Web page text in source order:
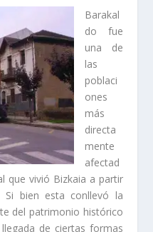
Barakal
do fue
una de
las
poblaci
ones
más
directa
mente
afectad
que vivió Bizkaia a partir
bien esta conllevó la
del patrimonio histórico
de ciertas formas